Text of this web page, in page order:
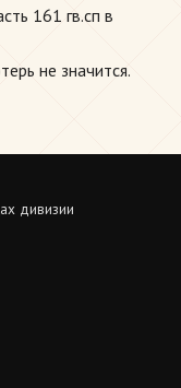
161 гв.сп в
не значится.
дивизии